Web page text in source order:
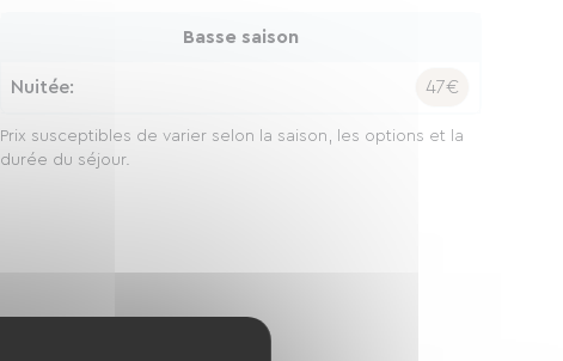
Basse saison
Nuitée: 47€
Prix susceptibles de varier selon la saison, les options et la
durée du séjour.